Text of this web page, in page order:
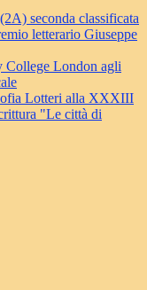
seconda classificata
letterario Giuseppe
College London agli
Lotteri alla XXXIII
"Le città di